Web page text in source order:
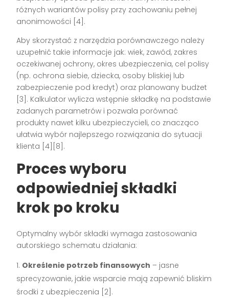
różnych wariantów polisy przy zachowaniu pełnej
anonimowości [4] .
Aby skorzystać z narzędzia porównawczego należy
uzupełnić takie informacje jak: wiek, zawód, zakres
oczekiwanej ochrony, okres ubezpieczenia, cel polisy
(np. ochrona siebie, dziecka, osoby bliskiej lub
zabezpieczenie pod kredyt) oraz planowany budżet
[3] . Kalkulator wylicza wstępnie składkę na podstawie
zadanych parametrów i pozwala porównać
produkty nawet kilku ubezpieczycieli, co znacząco
ułatwia wybór najlepszego rozwiązania do sytuacji
klienta [4][8] .
Proces wyboru
odpowiedniej składki
krok po kroku
Optymalny wybór składki wymaga zastosowania
autorskiego schematu działania:
Określenie potrzeb finansowych – jasne
sprecyzowanie, jakie wsparcie mają zapewnić bliskim
środki z ubezpieczenia [2] .